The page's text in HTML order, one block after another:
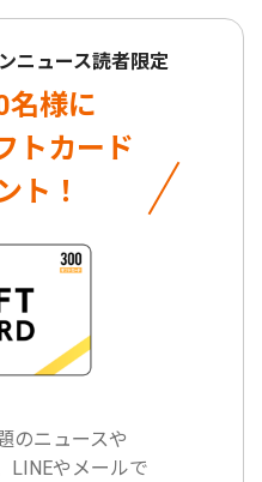
ニュース読者限定
名様に
トカード
ト！
のニュースや
LINEやメールで